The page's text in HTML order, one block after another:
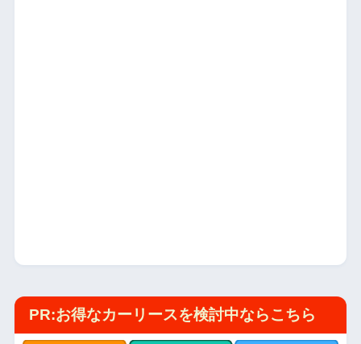
PR:お得なカーリースを検討中ならこちら